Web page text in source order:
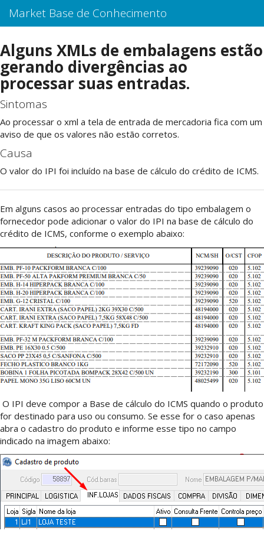
Market Base de Conhecimento
Alguns XMLs de embalagens estão
gerando divergências ao
processar suas entradas.
Sintomas
Ao processar o xml a tela de entrada de mercadoria fica com um
aviso de que os valores não estão corretos.
Causa
O valor do IPI foi incluído na base de cálculo do crédito de ICMS.
Em alguns casos ao processar entradas do tipo embalagem o
fornecedor pode adicionar o valor do IPI na base de cálculo do
crédito de ICMS, conforme o exemplo abaixo:
O IPI deve compor a Base de cálculo do ICMS quando o produto
for destinado para uso ou consumo. Se esse for o caso apenas
abra o cadastro do produto e informe esse tipo no campo
indicado na imagem abaixo: